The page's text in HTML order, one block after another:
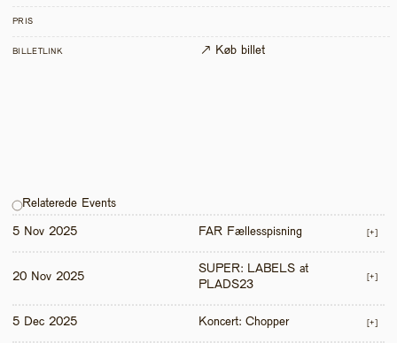
PRIS
BILLETLINK ↗ Køb billet
Relaterede Events
5 Nov 2025 FAR Fællesspisning [+]
20 Nov 2025
SUPER: LABELS at
PLADS23
[+]
5 Dec 2025 Koncert: Chopper [+]